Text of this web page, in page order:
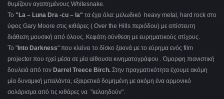
θυμίζουν αγαπημένους Whitesnake.
Το "La – Luna Dra -cu – la" τα έχει όλα: μελωδικό heavy metal, hard rock στο
ύφος Gary Moore στις κιθάρες ( Over the Hills περιόδου) με απίστευτη
διάθεση μουσική από όλους. Κεφάτη σύνθεση με ευρηματικούς στίχους.
Το " Into Darkness" που κλείνει το δίσκο ξεκινά με το εύρημα ενός film
projector που ηχεί μέσα σε μία αίθουσα κινηματογράφου . Όμορφη πιανιστική
δουλειά από τον Darrel Treece Birch. Στην πραγματικότητα έχουμε ακόμη
μία δυναμική μπαλάντα, εξαιρετικά δομημένη με ακόμη ένα αρμονικό
σολάρισμα από τις κιθάρες να "κελαηδούν".